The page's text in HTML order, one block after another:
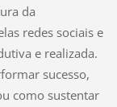
da
redes sociais e
e realizada.
sucesso,
como sustentar